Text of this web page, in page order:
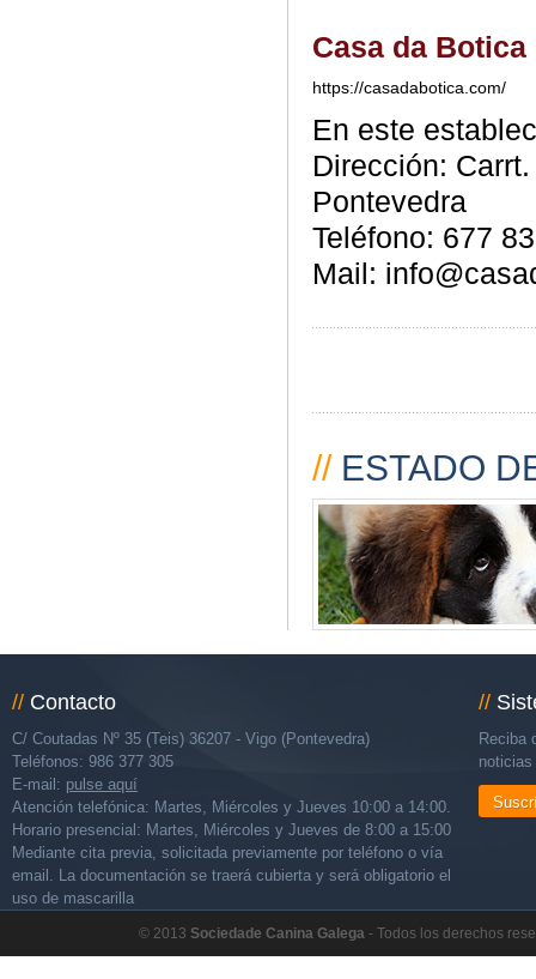
Casa da Botica
https://casadabotica.com/
En este
Dirección:
Pontevedra
Teléfono: 677
Mail:
//ESTADO
// Contacto
C/ Coutadas Nº 35 (Teis) 36207 - Vigo (Pontevedra)
Teléfonos: 986 377 305
E-mail: pulse aquí
Atención telefónica: Martes, Miércoles y Jueves 10:00 a 14:00.
Horario presencial: Martes, Miércoles y Jueves de 8:00 a 15:00
Mediante cita previa, solicitada previamente por teléfono o vía
email. La documentación se traerá cubierta y será obligatorio el
uso de mascarilla
//
Reciba
© 2013 Sociedade Canina Galega - Todos los derechos